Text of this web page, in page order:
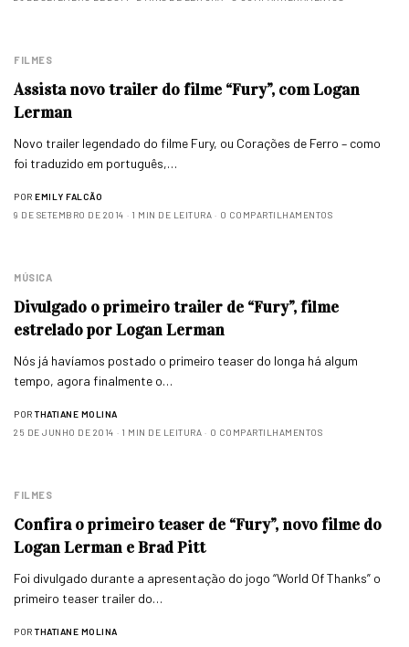
FILMES
Assista novo trailer do filme “Fury”, com Logan
Lerman
Novo trailer legendado do filme Fury, ou Corações de Ferro – como
foi traduzido em português,…
POR EMILY FALCÃO
9 DE SETEMBRO DE 2014
1 MIN DE LEITURA 0 COMPARTILHAMENTOS
MÚSICA
Divulgado o primeiro trailer de “Fury”, filme
estrelado por Logan Lerman
Nós já havíamos postado o primeiro teaser do longa há algum
tempo, agora finalmente o…
POR THATIANE MOLINA
25 DE JUNHO DE 2014
1 MIN DE LEITURA 0 COMPARTILHAMENTOS
FILMES
Confira o primeiro teaser de “Fury”, novo filme do
Logan Lerman e Brad Pitt
Foi divulgado durante a apresentação do jogo “World Of Thanks” o
primeiro teaser trailer do…
POR THATIANE MOLINA